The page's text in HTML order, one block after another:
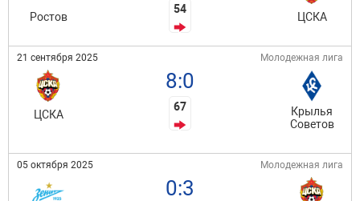
Ростов
54
ЦСКА
21 сентября 2025 Молодежная лига
ЦСКА
8:0
67
Крылья
Советов
05 октября 2025 Молодежная лига
0:3